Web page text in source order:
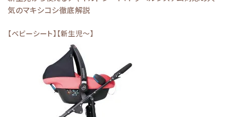
気のマキシコシ徹底解説
【ベビーシート】【新生児～】